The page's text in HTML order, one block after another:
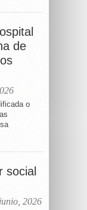
de
o
social
2026